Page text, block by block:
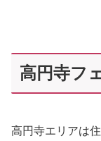
高円寺フ
高円寺エリアは